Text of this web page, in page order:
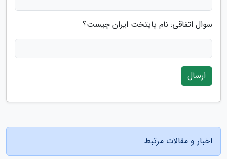
سوال اتفاقی: نام پایتخت ایران چیست؟
ارسال
اخبار و مقالات مرتبط